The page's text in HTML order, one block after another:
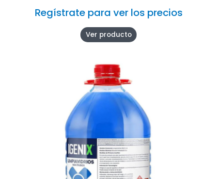
Regístrate para ver los precios
Ver producto